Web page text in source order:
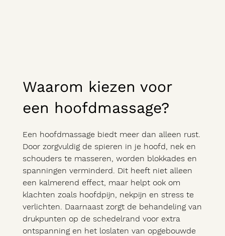
Waarom kiezen voor
een hoofdmassage?
Een hoofdmassage biedt meer dan alleen rust.
Door zorgvuldig de spieren in je hoofd, nek en
schouders te masseren, worden blokkades en
spanningen verminderd. Dit heeft niet alleen
een kalmerend effect, maar helpt ook om
klachten zoals hoofdpijn, nekpijn en stress te
verlichten. Daarnaast zorgt de behandeling van
drukpunten op de schedelrand voor extra
ontspanning en het loslaten van opgebouwde